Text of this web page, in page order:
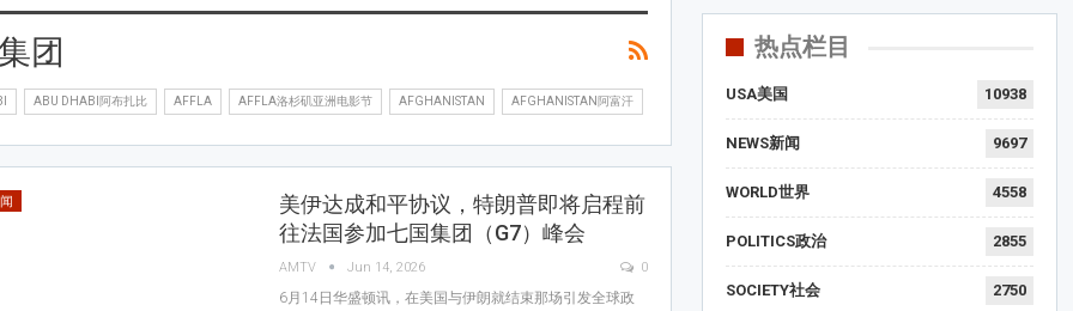
团
ABU DHABI阿布扎比 AFFLA AFFLA洛杉矶亚洲电影节 AFGHANISTAN AFGHANISTAN阿富汗
美伊达成和平协议，特朗普即将启程前
往法国参加七国集团（G7）峰会
AMTV Jun 14, 2026 0
6月14日华盛顿讯，在美国与伊朗就结束那场引发全球政
热点栏目
USA美国 10938
NEWS新闻 9697
WORLD世界 4558
POLITICS政治 2855
SOCIETY社会 2750